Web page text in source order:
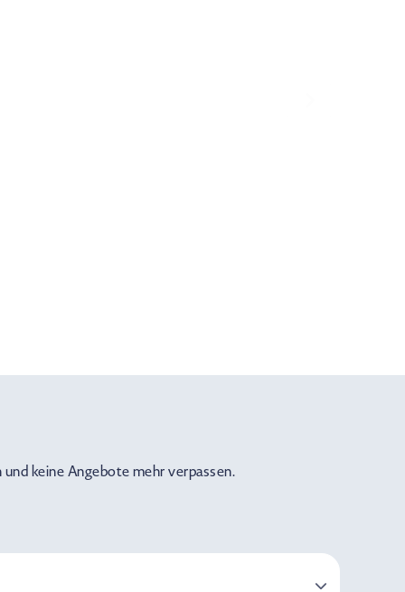
keine Angebote mehr verpassen.